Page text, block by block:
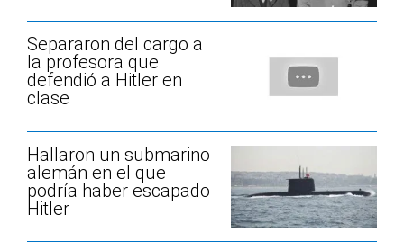
Separaron del cargo a
la profesora que
defendió a Hitler en
clase
Hallaron un submarino
alemán en el que
podría haber escapado
Hitler